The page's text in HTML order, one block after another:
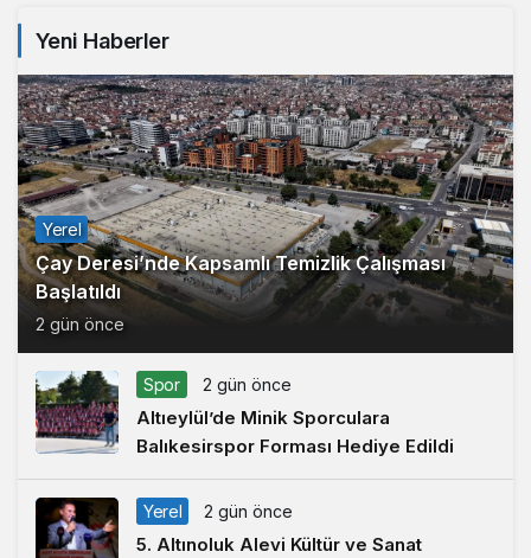
Yeni Haberler
Yerel
Çay Deresi’nde Kapsamlı Temizlik Çalışması
Başlatıldı
2 gün önce
Spor 2 gün önce
Altıeylül’de Minik Sporculara
Balıkesirspor Forması Hediye Edildi
Yerel 2 gün önce
5. Altınoluk Alevi Kültür ve Sanat